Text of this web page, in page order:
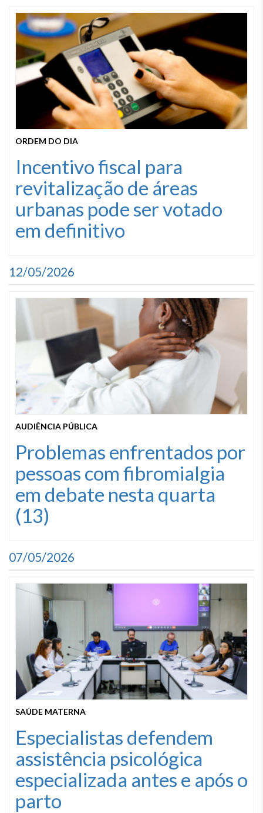
ORDEM DO DIA
Incentivo fiscal para
revitalização de áreas
urbanas pode ser votado
em definitivo
12/05/2026
AUDIÊNCIA PÚBLICA
Problemas enfrentados por
pessoas com fibromialgia
em debate nesta quarta
(13)
07/05/2026
SAÚDE MATERNA
Especialistas defendem
assistência psicológica
especializada antes e após o
parto